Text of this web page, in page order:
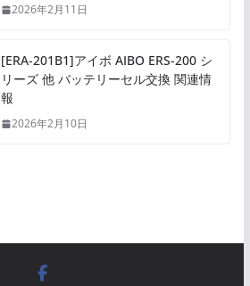
2026年2月11日
[ERA-201B1]アイボ AIBO ERS-200 シ
リーズ 他 バッテリーセル交換 関連情
報
2026年2月10日